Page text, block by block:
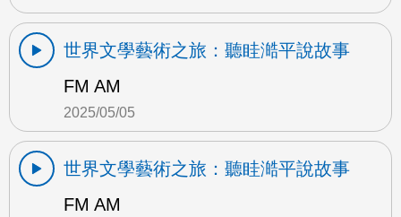
世界文學藝術之旅：聽眭澔平說故事
FM AM
2025/05/05
世界文學藝術之旅：聽眭澔平說故事
FM AM